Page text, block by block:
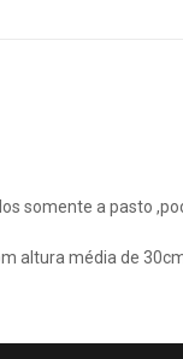
somente a pasto
altura média de